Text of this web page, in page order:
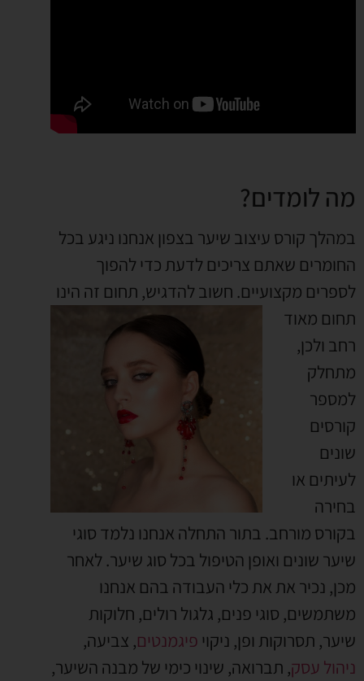
מה לומדים?
במהלך קורס עיצוב שיער בצפון אנחנו ניגע בכל
החומרים שאתם צריכים לדעת כדי להפוך
לספרים מקצועיים. חשוב להדגיש, תחום זה הינו
תחום מאוד
רחב ולכן,
מתחלק
למספר
קורסים
שונים
לעיתים או
בחירה
בקורס מורחב. בתור התחלה אנחנו נלמד סוגי
שיער שונים ואופן הטיפול בכל סוג שיער. לאחר
מכן, נכיר את את כלי העבודה בהם אנחנו
משתמשים, סוגי פנים, גלגול רולים, חלוקות
שיער, תסרוקות ופן, ניקוי פיגמנטים, צביעה,
ניהול עסק, תברואה, שינוי כימי של מבנה השיער,